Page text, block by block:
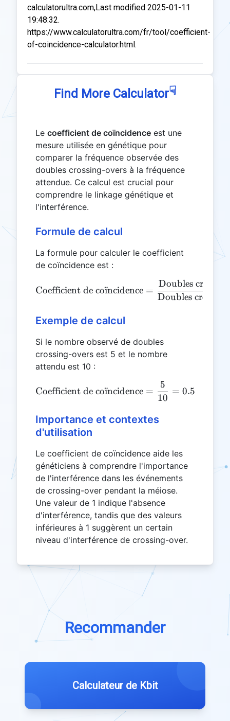
calculatorultra.com,Last modified 2025-01-11
19:48:32.
https://www.calculatorultra.com/fr/tool/coefficient-
of-coincidence-calculator.html.
Find More Calculator☟
Le coefficient de coïncidence est une
mesure utilisée en génétique pour
comparer la fréquence observée des
doubles crossing-overs à la fréquence
attendue. Ce calcul est crucial pour
comprendre le linkage génétique et
l'interférence.
Formule de calcul
La formule pour calculer le coefficient
de coïncidence est :
\text{Coefficient de
Coefficient de coı
¨ncidence =
Doubles
Doubles
Exemple de calcul
Si le nombre observé de doubles
crossing-overs est 5 et le nombre
attendu est 10 :
\text{Coefficient de
Coefficient de coı
¨ncidence =
10
5
= 0.5
Importance et contextes
d'utilisation
Le coefficient de coïncidence aide les
généticiens à comprendre l'importance
de l'interférence dans les événements
de crossing-over pendant la méiose.
Une valeur de 1 indique l'absence
d'interférence, tandis que des valeurs
inférieures à 1 suggèrent un certain
niveau d'interférence de crossing-over.
Recommander
Calculateur de Kbit